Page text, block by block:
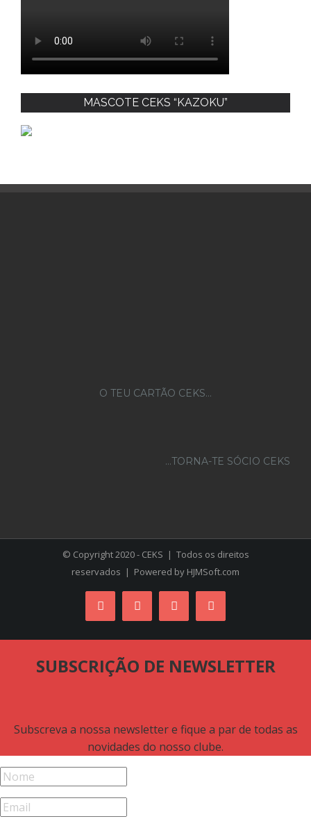
MASCOTE CEKS “KAZOKU”
O TEU CARTÃO CEKS…
...TORNA-TE SÓCIO CEKS
© Copyright 2020 - CEKS | Todos os direitos
reservados | Powered by HJMSoft.com
FacebookInstagramYouTubeSkype
SUBSCRIÇÃO DE NEWSLETTER
Subscreva a nossa newsletter e fique a par de todas as
novidades do nosso clube.